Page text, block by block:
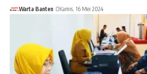
Warta Banten Kamis, 16 Mei 2024